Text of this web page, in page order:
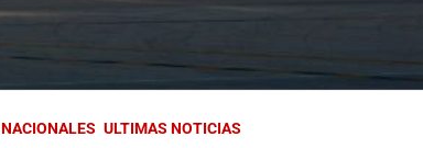
NACIONALES ULTIMAS NOTICIAS